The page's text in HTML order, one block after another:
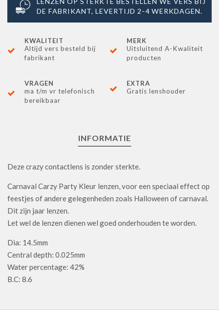
DE FABRIKANT, LEVERTIJD 2-4 WERKDAGEN.
KWALITEIT
Altijd vers besteld bij
fabrikant
MERK
Uitsluitend A-Kwaliteit
producten
VRAGEN
ma t/m vr telefonisch
bereikbaar
EXTRA
Gratis lenshouder
INFORMATIE
Deze crazy contactlens is zonder sterkte.
Carnaval Carzy Party Kleur lenzen, voor een speciaal effect op
feestjes of andere gelegenheden zoals Halloween of carnaval.
Dit zijn jaar lenzen.
Let wel de lenzen dienen wel goed onderhouden te worden.
Dia: 14.5mm
Central depth: 0.025mm
Water percentage: 42%
B.C: 8.6